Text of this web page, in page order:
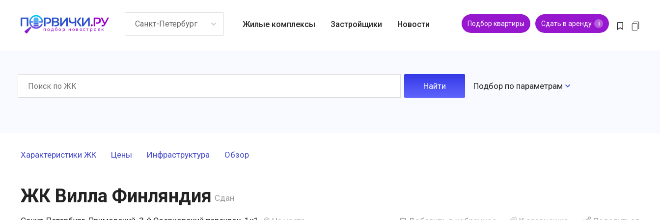
Санкт-Петербург Жилые комплексы Застройщики Новости Подбор квартиры Сдать в аренду i
Подбор по параметрам
Характеристики ЖК Цены Инфраструктура Обзор
ЖК Вилла Финляндия Сдан